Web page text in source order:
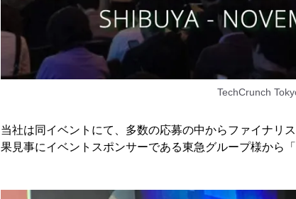
TechCrunch
当社は同イベントにて、多数の応募の中からファイナリ
果見事にイベントスポンサーである東急グループ様から